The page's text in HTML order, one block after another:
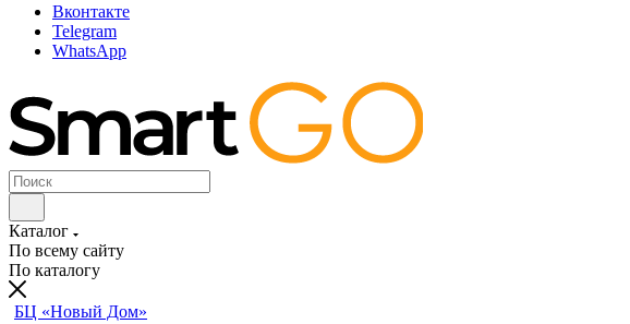
Вконтакте
Telegram
WhatsApp
Каталог
По всему сайту
По каталогу
БЦ «Новый Дом»